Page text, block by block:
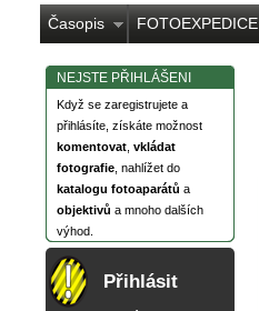
Časopis FOTOEXPEDICE
NEJSTE PŘIHLÁŠENI
Když se zaregistrujete a
přihlásíte, získáte možnost
komentovat vkládat
fotografie , nahlížet do
katalogu fotoaparátů a
objektivů a mnoho dalších
výhod.
Přihlásit